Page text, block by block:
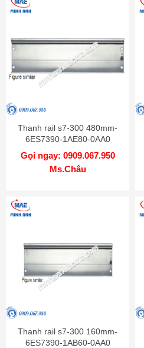
Thanh rail s7-300 480mm-
6ES7390-1AE80-0AA0
Gọi ngay: 0909.067.950
Ms.Châu
Thanh rail s7-300 160mm-
6ES7390-1AB60-0AA0